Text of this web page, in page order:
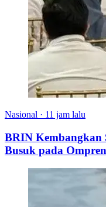
Nasional · 11 jam lalu
BRIN Kembangkan
Busuk pada